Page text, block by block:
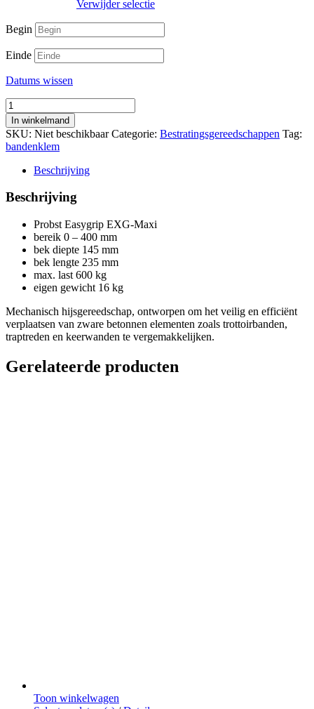
Verwijder selectie
Begin
Einde
Datums wissen
Mechanische
bandenklem
0
-
400
In winkelmand
SKU: Niet beschikbaar Categorie: Bestratingsgereedschappen Tag:
bandenklem
Beschrijving
Beschrijving
Probst Easygrip EXG-Maxi
bereik 0 – 400 mm
bek diepte 145 mm
bek lengte 235 mm
max. last 600 kg
eigen gewicht 16 kg
Mechanisch hijsgereedschap, ontworpen om het veilig en efficiënt
verplaatsen van zware betonnen elementen zoals trottoirbanden,
traptreden en keerwanden te vergemakkelijken.
Gerelateerde producten
Toon winkelwagen